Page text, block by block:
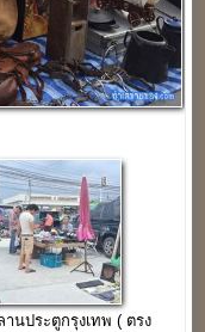
นประตูกรุงเทพ ( ตรง